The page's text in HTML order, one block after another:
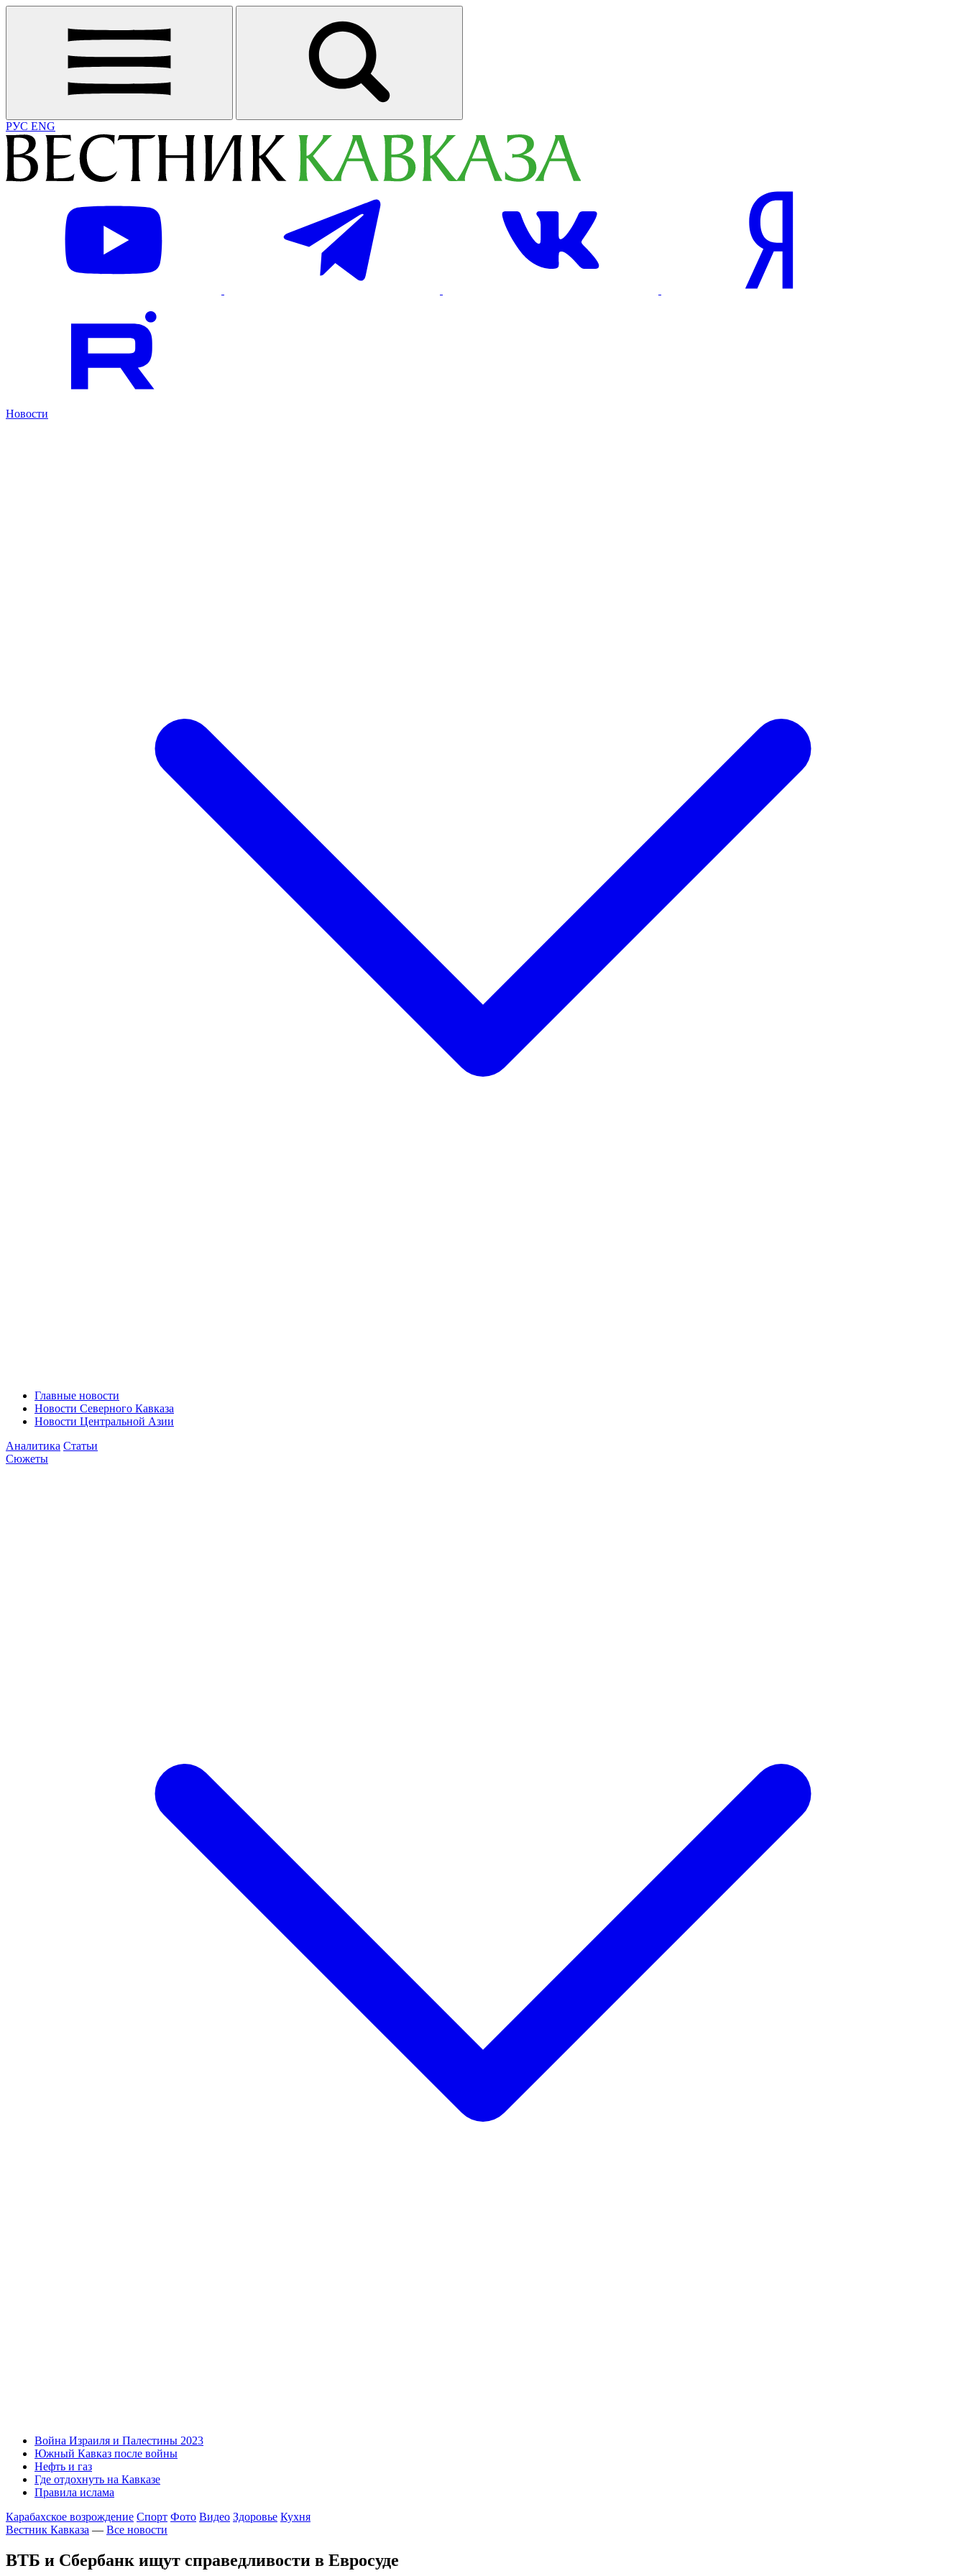
РУС ENG
Новости
Главные новости
Новости Северного Кавказа
Новости Центральной Азии
Аналитика Статьи
Сюжеты
Война Израиля и Палестины 2023
Южный Кавказ после войны
Нефть и газ
Где отдохнуть на Кавказе
Правила ислама
Карабахское возрождение Спорт Фото Видео Здоровье Кухня
Вестник Кавказа — Все новости
ВТБ и Сбербанк ищут справедливости в Евросуде